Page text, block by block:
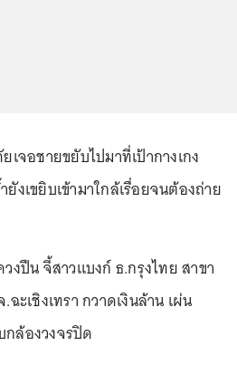
เจอชายขยับไปมาที่เป้ากางเกง
งเขยิบเข้ามาใกล้เรื่อยจนต้องถ่าย
งปืน จี้สาวแบงก์ ธ.กรุงไทย สาขา
ะเชิงเทรา กวาดเงินล้าน เผ่น
ล้องวงจรปิด